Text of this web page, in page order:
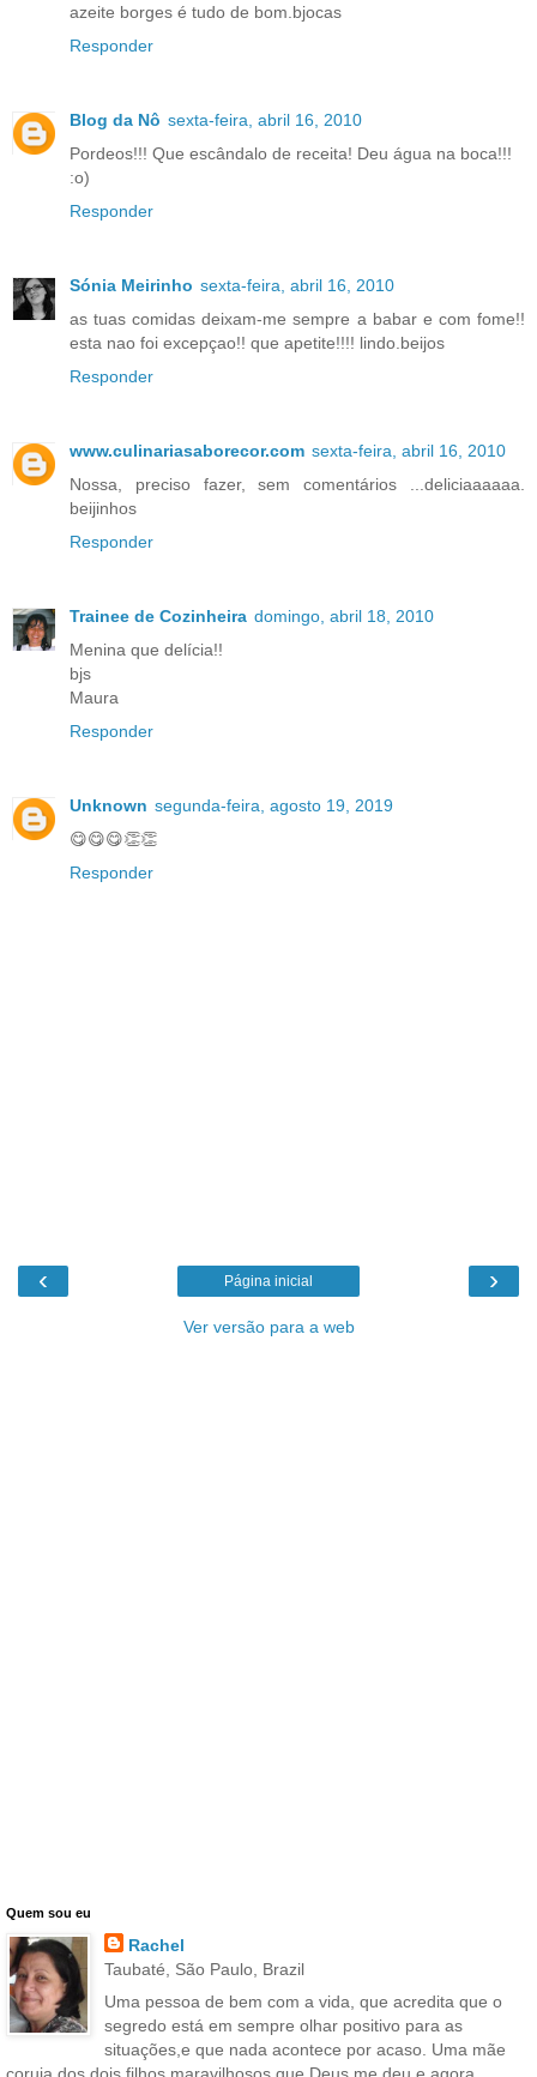
azeite borges é tudo de bom.bjocas
Responder
Blog da Nô sexta-feira, abril 16, 2010
Pordeos!!! Que escândalo de receita! Deu água na boca!!!
:o)
Responder
Sónia Meirinho sexta-feira, abril 16, 2010
as tuas comidas deixam-me sempre a babar e com fome!!
esta nao foi excepçao!! que apetite!!!! lindo.beijos
Responder
www.culinariasaborecor.com sexta-feira, abril 16, 2010
Nossa, preciso fazer, sem comentários ...deliciaaaaaa.
beijinhos
Responder
Trainee de Cozinheira domingo, abril 18, 2010
Menina que delícia!!
bjs
Maura
Responder
Unknown segunda-feira, agosto 19, 2019
😋😋😋👏👏
Responder
‹ ›
Página inicial
Ver versão para a web
Quem sou eu
Rachel
Taubaté, São Paulo, Brazil
Uma pessoa de bem com a vida, que acredita que o
segredo está em sempre olhar positivo para as
situações,e que nada acontece por acaso. Uma mãe